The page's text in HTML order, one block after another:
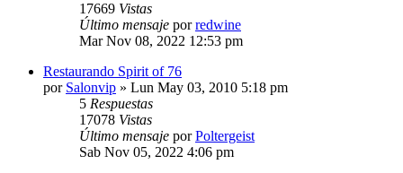
17669 Vistas
Último mensaje porredwine
Mar Nov 08, 2022 12:53 pm
Restaurando Spirit of 76
por Salonvip » Lun May 03, 2010 5:18 pm
5 Respuestas
17078 Vistas
Último mensaje porPoltergeist
Sab Nov 05, 2022 4:06 pm